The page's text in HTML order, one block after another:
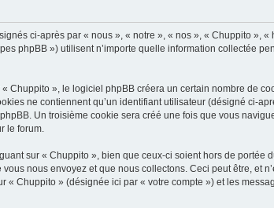
ci-après par « nous », « notre », « nos », « Chuppito », «
phpBB ») utilisent n’importe quelle information collectée
Chuppito », le logiciel phpBB créera un certain nombre de
ne contiennent qu’un identifiant utilisateur (désigné ci-
Un troisième cookie sera créé une fois que vous
le forum.
sur « Chuppito », bien que ceux-ci soient hors de portée
nous envoyez et que nous collectons. Ceci peut être, et
Chuppito » (désignée ici par « votre compte ») et les